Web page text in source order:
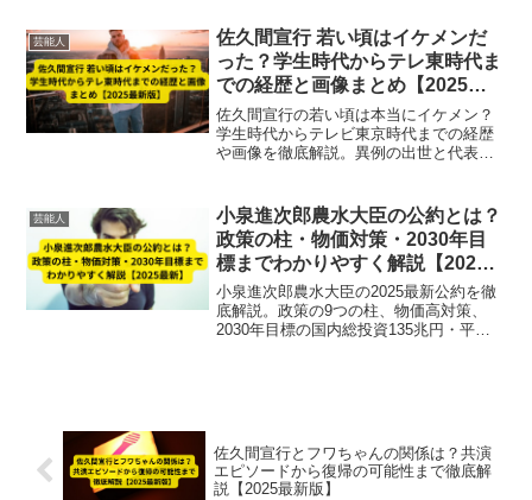
芸能人
佐久間宣行 若い頃はイケメンだ
った？学生時代からテレ東時代ま
での経歴と画像まとめ【2025最
新版】
佐久間宣行の若い頃は本当にイケメン？
学生時代からテレビ東京時代までの経歴
や画像を徹底解説。異例の出世と代表作
芸能人
小泉進次郎農水大臣の公約とは？
政策の柱・物価対策・2030年目
標までわかりやすく解説【2025
最新】
小泉進次郎農水大臣の2025最新公約を徹
底解説。政策の9つの柱、物価高対策、
2030年目標の国内総投資135兆円・平均
佐久間宣行とフワちゃんの関係は？共演
エピソードから復帰の可能性まで徹底解
説【2025最新版】